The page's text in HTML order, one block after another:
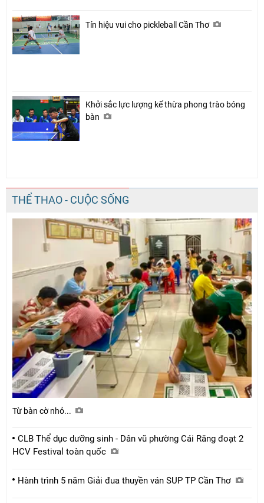
Tín hiệu vui cho pickleball Cần Thơ
Khởi sắc lực lượng kế thừa phong trào bóng
bàn
THỂ THAO - CUỘC SỐNG
Từ bàn cờ nhỏ...
CLB Thể dục dưỡng sinh - Dân vũ phường Cái Răng đoạt 2
HCV Festival toàn quốc
Hành trình 5 năm Giải đua thuyền ván SUP TP Cần Thơ